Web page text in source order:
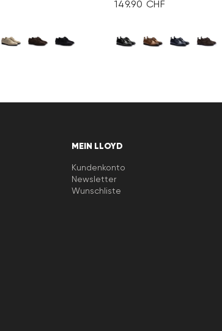
149.90 CHF
MEIN LLOYD
Kundenkonto
Newsletter
Wunschliste